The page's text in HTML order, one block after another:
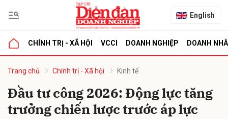
English
CHÍNH TRỊ - XÃ HỘI VCCI DOANH NGHIỆP DOANH
Trang chủ Chính trị - Xã hội Kinh tế
Đầu tư công 2026: Động lực tăng
trưởng chiến lược trước áp lực
luận